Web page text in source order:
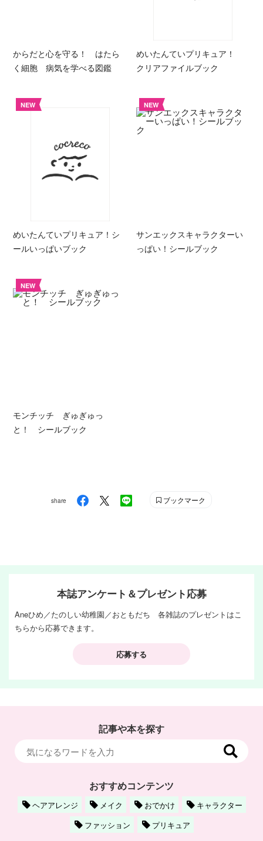
からだと心を守る！ はたら
く細胞 病気を学べる図鑑
めいたんていプリキュア！
クリアファイルブック
NEW
めいたんていプリキュア！シ
ールいっぱいブック
NEW
サンエックスキャラクターい
っぱい！シールブック
NEW
モンチッチ ぎゅぎゅっ
と！ シールブック
share ブックマーク
本誌アンケート＆プレゼント応募
Aneひめ／たのしい幼稚園／おともだち 各雑誌のプレゼントはこ
ちらから応募できます。
応募する
記事や本を探す
おすすめコンテンツ
ヘアアレンジ メイク おでかけ
キャラクター
ファッション
プリキュア